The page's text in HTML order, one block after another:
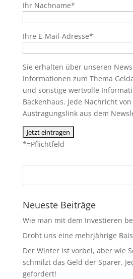
Ihr Nachname*
Ihre E-Mail-Adresse*
Sie erhalten über unseren
Informationen zum Thema
und sonstige wertvolle
Backenhaus. Jede Nachricht
Austragungslink aus dem
*=Pflichtfeld
Neueste Beiträge
Wie man mit dem Investieren
Droht uns eine mehrjährige
Der Winter ist vorbei, aber wie
schmilzt das Geld der Sparer.
gefordert!